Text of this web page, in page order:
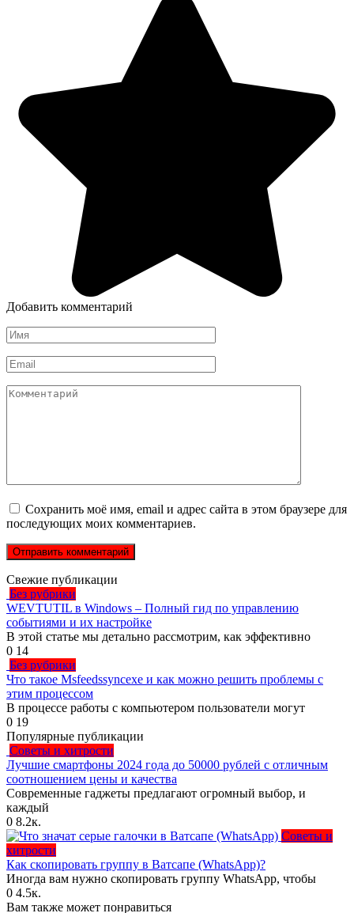
Добавить комментарий
Имя
*
Email
*
Комментарий
Сохранить моё имя, email и адрес сайта в этом браузере для
последующих моих комментариев.
Свежие публикации
Без рубрики
WEVTUTIL в Windows – Полный гид по управлению
событиями и их настройке
В этой статье мы детально рассмотрим, как эффективно
0 14
Без рубрики
Что такое Msfeedssyncexe и как можно решить проблемы с
этим процессом
В процессе работы с компьютером пользователи могут
0 19
Популярные публикации
Советы и хитрости
Лучшие смартфоны 2024 года до 50000 рублей с отличным
соотношением цены и качества
Современные гаджеты предлагают огромный выбор, и
каждый
0 8.2к.
Советы и
хитрости
Как скопировать группу в Ватсапе (WhatsApp)?
Иногда вам нужно скопировать группу WhatsApp, чтобы
0 4.5к.
Вам также может понравиться